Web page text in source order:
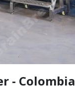
- Colombia